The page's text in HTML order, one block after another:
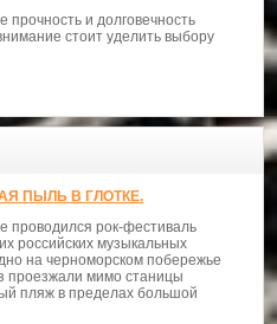
прочность и долговечность
стоит уделить выбору
ПЫЛЬ В ГЛОТКЕ.
проводился рок-фестиваль
российских музыкальных
на черноморском побережье
проезжали мимо станицы
пляж в пределах большой